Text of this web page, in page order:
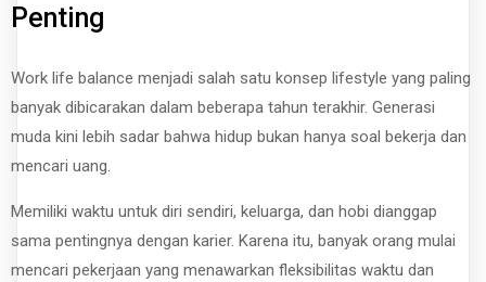
Penting
Work life balance menjadi salah satu konsep lifestyle yang paling
banyak dibicarakan dalam beberapa tahun terakhir. Generasi
muda kini lebih sadar bahwa hidup bukan hanya soal bekerja dan
mencari uang.
Memiliki waktu untuk diri sendiri, keluarga, dan hobi dianggap
sama pentingnya dengan karier. Karena itu, banyak orang mulai
mencari pekerjaan yang menawarkan fleksibilitas waktu dan